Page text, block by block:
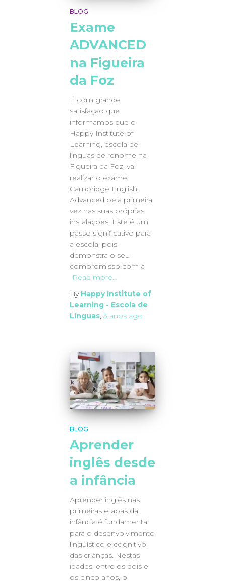
BLOG
Exame
ADVANCED
na Figueira
da Foz
É com grande
satisfação que
informamos que o
Happy Institute of
Learning, escola de
línguas de renome na
Figueira da Foz, vai
realizar o exame
Cambridge English:
Advanced pela primeira
vez nas suas próprias
instalações. Este é um
passo significativo para
a escola, pois
demonstra o seu
compromisso com a
Read more…
By Happy Institute of
Learning - Escola de
Línguas, 3 anos ago
BLOG
Aprender
inglês desde
a infância
Aprender inglês nas
primeiras etapas da
infância é fundamental
para o desenvolvimento
linguístico e cognitivo
das crianças. Nestas
idades, entre os dois e
os cinco anos, o